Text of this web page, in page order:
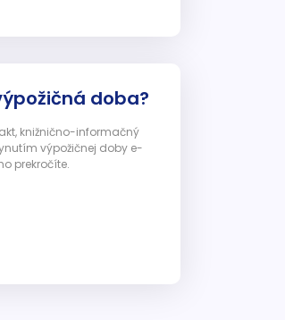
doba?
knižnično-informačný
výpožičnej doby e-
prekročíte.